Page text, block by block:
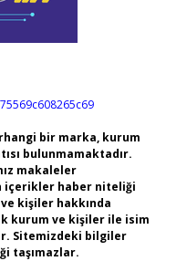
bir marka, kurum
bulunmamaktadır.
makaleler
içerikler haber niteliği
kişiler hakkında
kurum ve kişiler ile isim
Sitemizdeki bilgiler
taşımazlar.